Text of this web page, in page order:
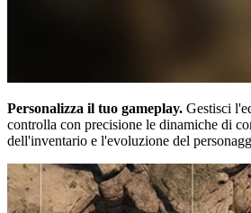
Personalizza il tuo gameplay. Gestisci
controlla con precisione le dinamiche di
dell'inventario e l'evoluzione del